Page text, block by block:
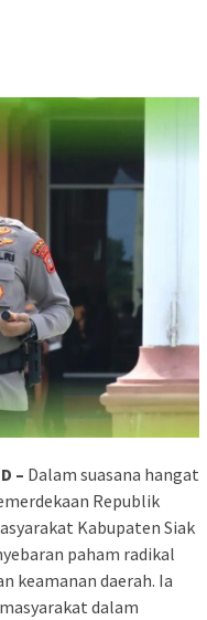
– Dalam suasana hangat
Republik
Kabupaten Siak
paham radikal
keamanan daerah. Ia
dalam